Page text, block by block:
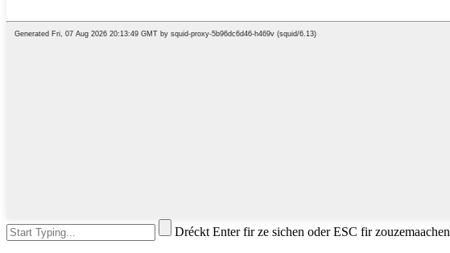
Dréckt Enter fir ze sichen oder ESC fir zouzemaachen